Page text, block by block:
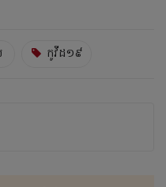
កូវីដ១៩